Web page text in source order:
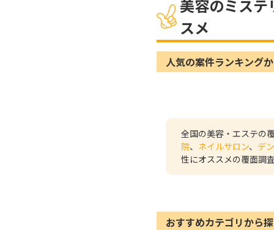
美容のミス
スメ
人気の案件ランキング
全国の美容・エステの
院、 ネイルサロン、 デ
性にオススメの覆面調
おすすめカテゴリから